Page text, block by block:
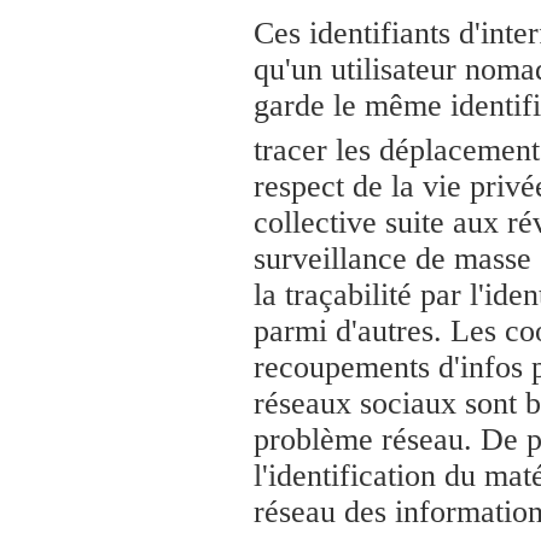
Ces identifiants
qu'un utilisateur
garde le même
tracer les
respect de la vie
collective suite aux
surveillance de
la traçabilité par
parmi d'autres. Les
recoupements d'infos
réseaux sociaux sont
problème réseau. De
l'identification du
réseau des